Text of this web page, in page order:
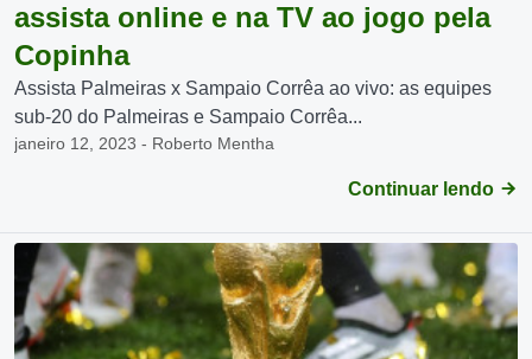
assista online e na TV ao jogo pela
Copinha
Assista Palmeiras x Sampaio Corrêa ao vivo: as equipes
sub-20 do Palmeiras e Sampaio Corrêa...
janeiro 12, 2023 - Roberto Mentha
Continuar lendo